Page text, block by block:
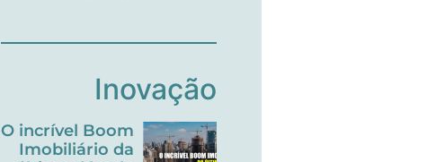
Inovação
O incrível Boom
Imobiliário da